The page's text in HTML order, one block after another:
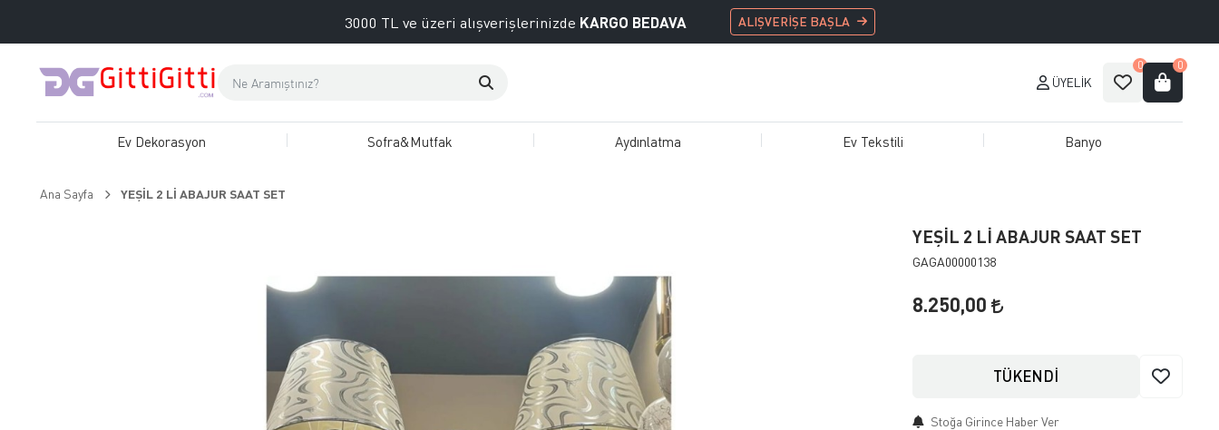
3000 TL ve üzeri alışverişlerinizde KARGO BEDAVA ALIŞVERİŞE BAŞLA
ÜYELIK
0 0
Ev Dekorasyon Sofra&Mutfak Aydınlatma Ev Tekstili Banyo
Ana Sayfa YEŞİL 2 Lİ ABAJUR SAAT SET
YEŞİL 2 Lİ ABAJUR SAAT SET
GAGA00000138
8.250,00
TÜKENDİ
Stoğa Girince Haber Ver